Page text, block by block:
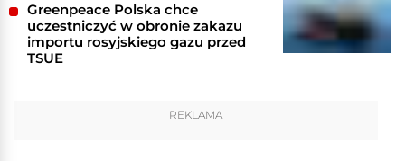
Greenpeace Polska chce
uczestniczyć w obronie zakazu
importu rosyjskiego gazu przed
TSUE
REKLAMA